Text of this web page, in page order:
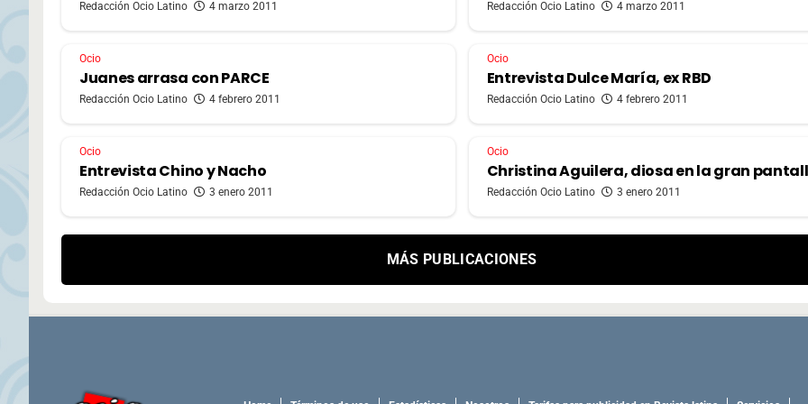
Redacción Ocio Latino 4 marzo 2011 Redacción Ocio Latino 4 marzo 2011
Ocio
Juanes arrasa con PARCE
Redacción Ocio Latino 4 febrero 2011
Ocio
Entrevista Dulce María, ex RBD
Redacción Ocio Latino 4 febrero 2011
Ocio
Entrevista Chino y Nacho
Redacción Ocio Latino 3 enero 2011
Ocio
Christina Aguilera, diosa en la gran
Redacción Ocio Latino 3 enero 2011
MÁS PUBLICACIONES